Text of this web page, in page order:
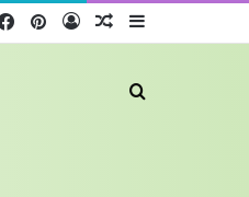
latérale)
Article
Connexion
Pinterest
Facebook